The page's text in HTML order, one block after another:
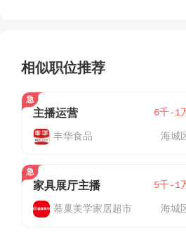
相似职位推荐
主播运营 6千-1
丰华食品 海城
家具展厅主播 5千-1
慕巢美学家居超市 海城